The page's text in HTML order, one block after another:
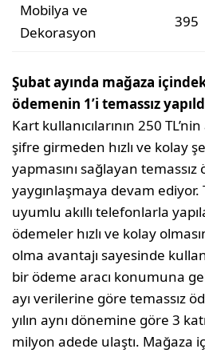
Mobilya ve
Dekorasyon
395
Şubat ayında mağaza
ödemenin 1’i temassız
Kart kullanıcılarının 250
şifre girmeden hızlı ve kolay
yapmasını sağlayan temassız
yaygınlaşmaya devam ediyor.
uyumlu akıllı telefonlarla
ödemeler hızlı ve kolay
olma avantajı sayesinde
bir ödeme aracı konumuna
ayı verilerine göre temassız
yılın aynı dönemine göre 3
milyon adede ulaştı. Mağaza